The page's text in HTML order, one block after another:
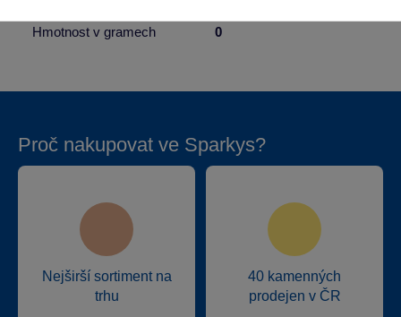
Hmotnost v gramech 0
Proč nakupovat ve Sparkys?
Nejširší sortiment na
trhu
40 kamenných
prodejen v ČR